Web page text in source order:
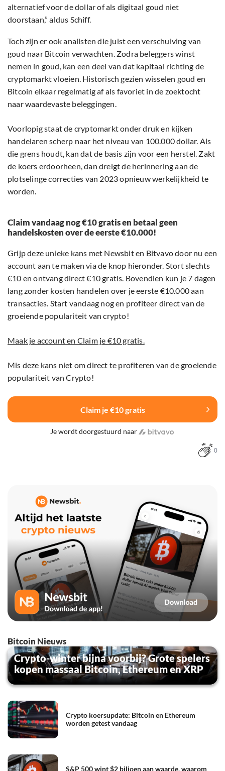
alternatief voor de dollar of als digitaal goud niet
doorstaan,” aldus Schiff.
Toch zijn er ook analisten die juist een verschuiving van
goud naar Bitcoin verwachten. Zodra beleggers winst
nemen in goud, kan een deel van dat kapitaal richting de
cryptomarkt vloeien. Historisch gezien wisselen goud en
Bitcoin elkaar regelmatig af als favoriet in de zoektocht
naar waardevaste beleggingen.
Voorlopig staat de cryptomarkt onder druk en kijken
handelaren scherp naar het niveau van 100.000 dollar. Als
die grens houdt, kan dat de basis zijn voor een herstel. Zakt
de koers erdoorheen, dan dreigt de herinnering aan de
plotselinge correcties van 2023 opnieuw werkelijkheid te
worden.
Claim vandaag nog €10 gratis en betaal geen
handelskosten over de eerste €10.000!
Grijp deze unieke kans met Newsbit en Bitvavo door nu een
account aan te maken via de knop hieronder. Stort slechts
€10 en ontvang direct €10 gratis. Bovendien kun je 7 dagen
lang zonder kosten handelen over je eerste €10.000 aan
transacties. Start vandaag nog en profiteer direct van de
groeiende populariteit van crypto!
Maak je account en Claim je €10 gratis.
Mis deze kans niet om direct te profiteren van de groeiende
populariteit van Crypto!
Claim je €10 gratis
Je wordt doorgestuurd naar
0
Bitcoin Nieuws
Crypto-winter bijna voorbij? Grote spelers
kopen massaal Bitcoin, Ethereum en XRP
Crypto koersupdate: Bitcoin en Ethereum
worden getest vandaag
S&P 500 wint $2 biljoen aan waarde, waarom